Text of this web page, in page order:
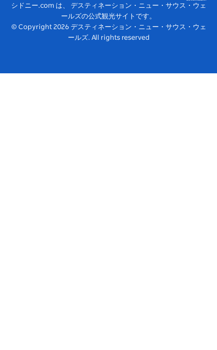
ィアセンター
ビビッド・シドニー
シドニー.com は、 デスティネーション・ニュー・サウス・ウェ
ールズの公式観光サイトです。
© Copyright 2026 デスティネーション・ニュー・サウス・ウェ
ールズ. All rights reserved